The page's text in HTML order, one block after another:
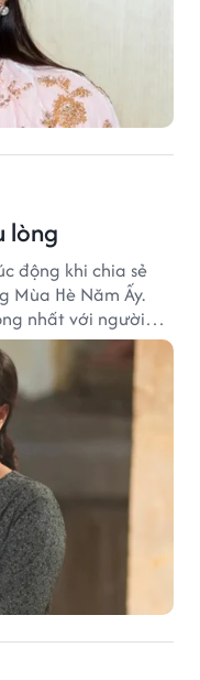
lòng
động khi chia sẻ
Mùa Hè Năm Ấy.
nhất với người
khi các con phải
chính ngôi nhà